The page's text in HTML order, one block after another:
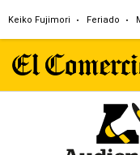
Keiko Fujimori Feriado